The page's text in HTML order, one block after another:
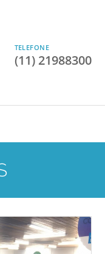
TELEFONE
(11) 21988300